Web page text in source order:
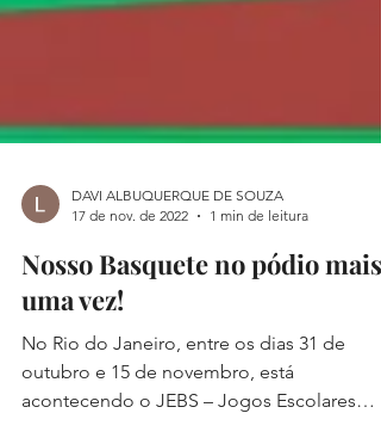
DAVI ALBUQUERQUE DE SOUZA
17 de nov. de 2022
1 min de leitura
Nosso Basquete no pódio mais
uma vez!
No Rio do Janeiro, entre os dias 31 de